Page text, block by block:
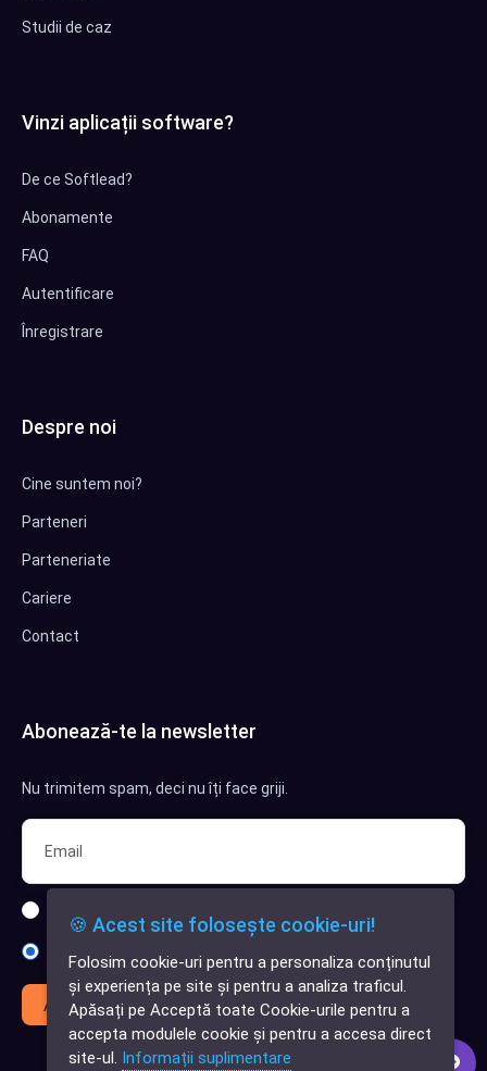
✕
Cauți o aplicație
software?
Studii de caz
Vinzi aplicații software?
De ce Softlead?
Abonamente
FAQ
Autentificare
Înregistrare
Despre noi
Cine suntem noi?
Parteneri
Parteneriate
Cariere
Contact
Abonează-te la newsletter
Nu trimitem spam, deci nu îți face griji.
Sunt interesat de clienți pentru compania mea IT
Sunt interesat de achiziții software
Abonează-te
🍪 Acest site folosește cookie-uri!
Folosim cookie-uri pentru a personaliza conținutul
și experiența pe site și pentru a analiza traficul.
Apăsați pe Acceptă toate Cookie-urile pentru a
accepta modulele cookie și pentru a accesa direct
site-ul. Informații suplimentare